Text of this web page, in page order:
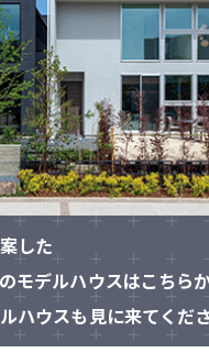
した
モデルハウスはこちら
ハウスも見に来てくだ